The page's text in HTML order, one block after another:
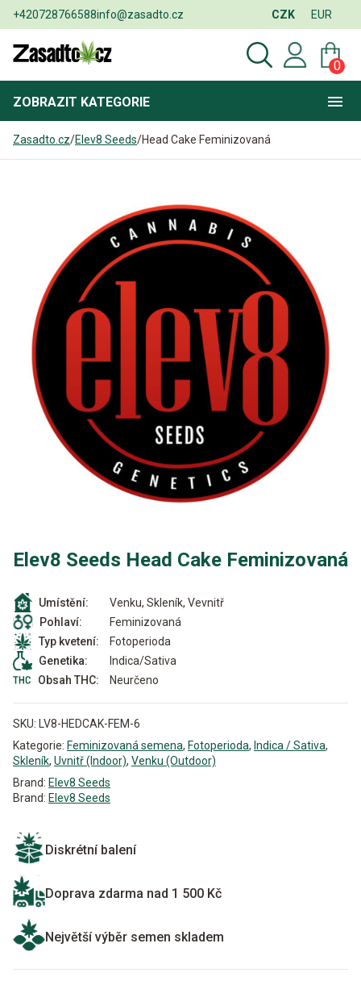
+420728766588info@zasadto.cz CZK EUR
0
ZOBRAZIT KATEGORIE
Zasadto.cz/Elev8 Seeds/Head Cake Feminizovaná
Elev8 Seeds Head Cake Feminizovaná
Umístění:
Venku, Skleník, Vevnitř
Pohlaví:
Feminizovaná
Typ kvetení:
Fotoperioda
Genetika:
Indica/Sativa
Obsah THC:
Neurčeno
SKU:
LV8-HEDCAK-FEM-6
Kategorie: Feminizovaná semena, Fotoperioda, Indica / Sativa,
Skleník, Uvnitř (Indoor), Venku (Outdoor)
Brand: Elev8 Seeds
Brand: Elev8 Seeds
Diskrétní balení
Doprava zdarma nad 1 500 Kč
Největší výběr semen skladem